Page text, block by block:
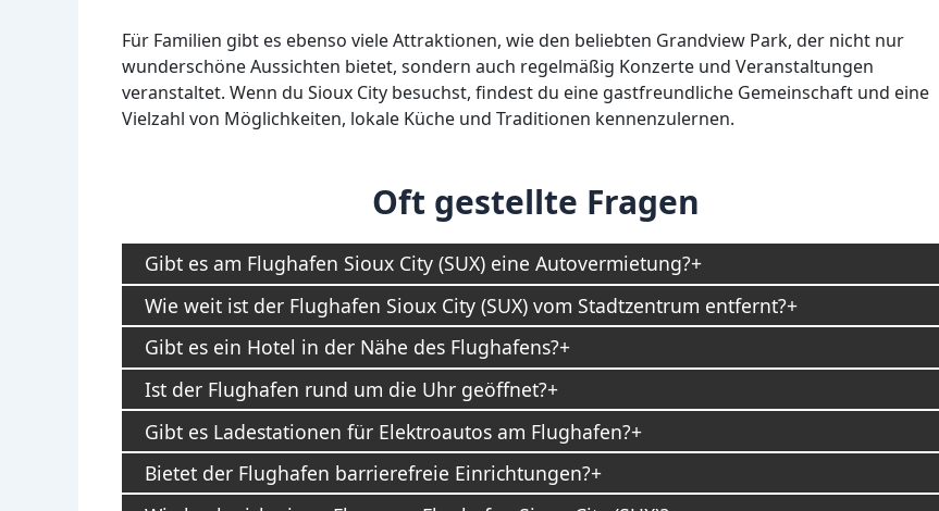
Für Familien gibt es ebenso viele Attraktionen, wie den beliebten Grandview Park, der nicht nur
wunderschöne Aussichten bietet, sondern auch regelmäßig Konzerte und Veranstaltungen
veranstaltet. Wenn du Sioux City besuchst, findest du eine gastfreundliche Gemeinschaft und eine
Vielzahl von Möglichkeiten, lokale Küche und Traditionen kennenzulernen.
Oft gestellte Fragen
Gibt es am Flughafen Sioux City (SUX) eine Autovermietung?
Wie weit ist der Flughafen Sioux City (SUX) vom Stadtzentrum entfernt?
Gibt es ein Hotel in der Nähe des Flughafens?
Ist der Flughafen rund um die Uhr geöffnet?
Gibt es Ladestationen für Elektroautos am Flughafen?
Bietet der Flughafen barrierefreie Einrichtungen?